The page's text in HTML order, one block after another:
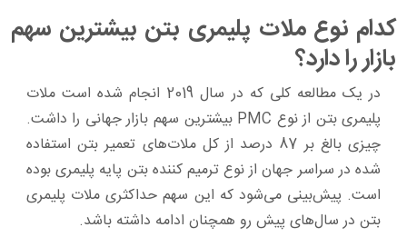
کدام نوع ملات پلیمری بتن بیشترین سهم
بازار را دارد؟
در یک مطالعه کلی که در سال 2019 انجام ‌شده است ملات
پلیمری بتن از نوع PMC بیشترین سهم بازار جهانی را داشت.
چیزی بالغ بر 87 درصد از کل ملات‌های تعمیر بتن استفاده
‌شده در سراسر جهان از نوع ترمیم ‌کننده بتن پایه پلیمری بوده
‌است. پیش‌بینی می‌شود که این سهم حداکثری ملات پلیمری
بتن در سال‌های پیش رو همچنان ادامه داشته باشد.